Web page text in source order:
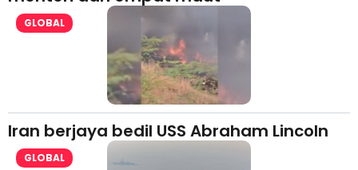
GLOBAL
Iran berjaya bedil USS Abraham Lincoln
GLOBAL